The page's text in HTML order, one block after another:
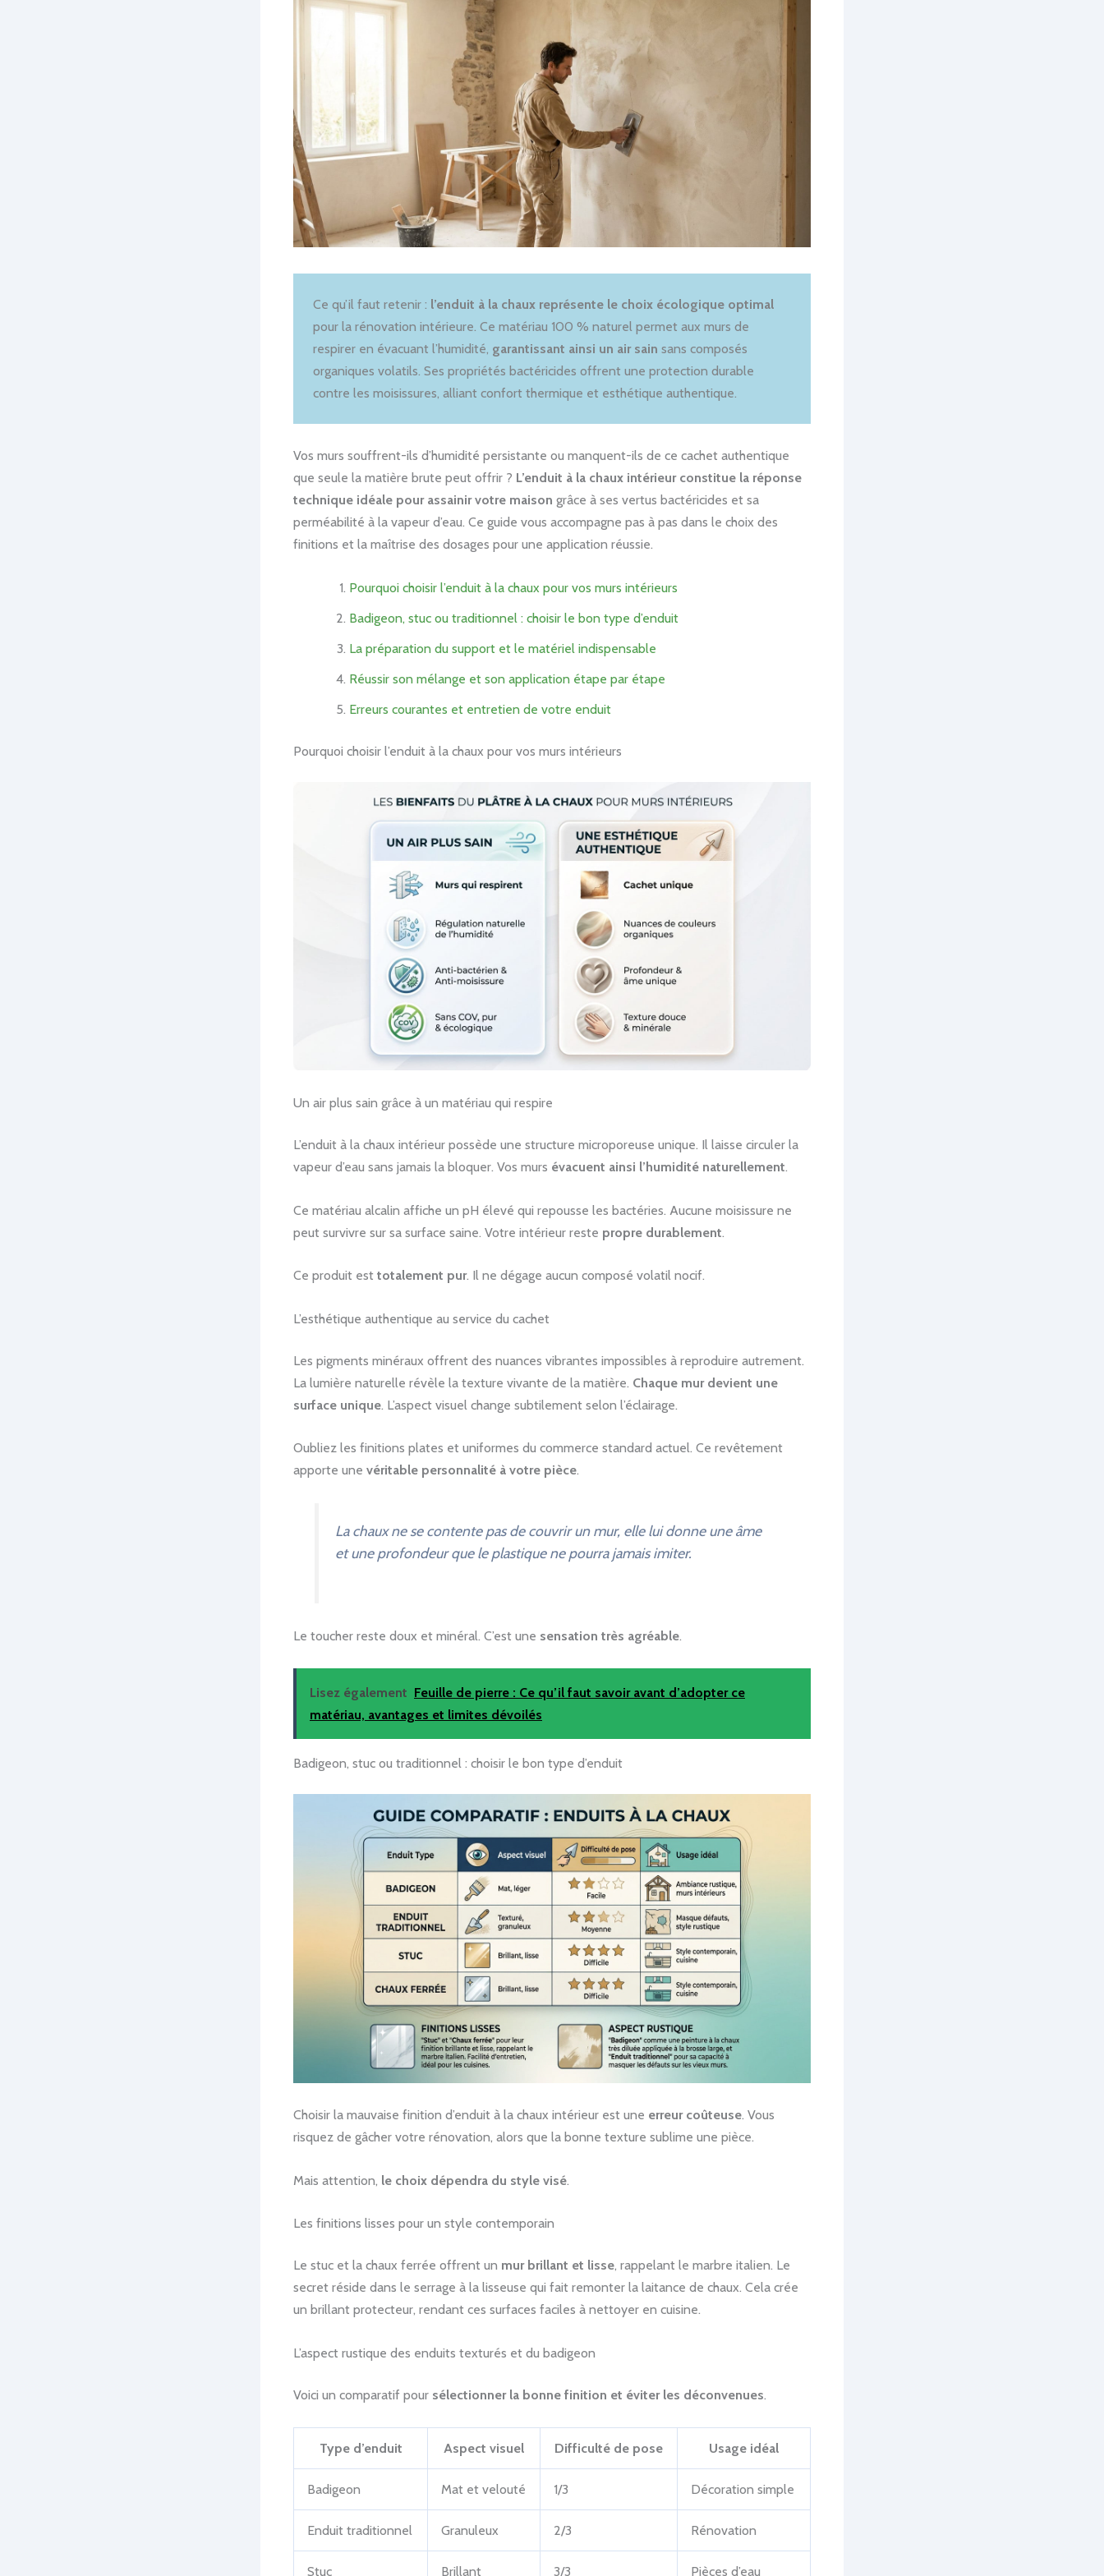
Ce qu’il faut retenir : l’enduit à la chaux représente le choix écologique optimal
pour la rénovation intérieure. Ce matériau 100 % naturel permet aux murs de
respirer en évacuant l’humidité, garantissant ainsi un air sain sans composés
organiques volatils. Ses propriétés bactéricides offrent une protection durable
contre les moisissures, alliant confort thermique et esthétique authentique.
Vos murs souffrent-ils d’humidité persistante ou manquent-ils de ce cachet authentique
que seule la matière brute peut offrir ? L’enduit à la chaux intérieur constitue la réponse
technique idéale pour assainir votre maison grâce à ses vertus bactéricides et sa
perméabilité à la vapeur d’eau. Ce guide vous accompagne pas à pas dans le choix des
finitions et la maîtrise des dosages pour une application réussie.
Pourquoi choisir l’enduit à la chaux pour vos murs intérieurs
Badigeon, stuc ou traditionnel : choisir le bon type d’enduit
La préparation du support et le matériel indispensable
Réussir son mélange et son application étape par étape
Erreurs courantes et entretien de votre enduit
Pourquoi choisir l’enduit à la chaux pour vos murs intérieurs
Un air plus sain grâce à un matériau qui respire
L’enduit à la chaux intérieur possède une structure microporeuse unique. Il laisse circuler la
vapeur d’eau sans jamais la bloquer. Vos murs évacuent ainsi l’humidité naturellement.
Ce matériau alcalin affiche un pH élevé qui repousse les bactéries. Aucune moisissure ne
peut survivre sur sa surface saine. Votre intérieur reste propre durablement.
Ce produit est totalement pur. Il ne dégage aucun composé volatil nocif.
L’esthétique authentique au service du cachet
Les pigments minéraux offrent des nuances vibrantes impossibles à reproduire autrement.
La lumière naturelle révèle la texture vivante de la matière. Chaque mur devient une
surface unique. L’aspect visuel change subtilement selon l’éclairage.
Oubliez les finitions plates et uniformes du commerce standard actuel. Ce revêtement
apporte une véritable personnalité à votre pièce.
La chaux ne se contente pas de couvrir un mur, elle lui donne une âme
et une profondeur que le plastique ne pourra jamais imiter.
Le toucher reste doux et minéral. C’est une sensation très agréable.
Lisez également Feuille de pierre : Ce qu’il faut savoir avant d’adopter ce
matériau, avantages et limites dévoilés
Badigeon, stuc ou traditionnel : choisir le bon type d’enduit
Choisir la mauvaise finition d’enduit à la chaux intérieur est une erreur coûteuse. Vous
risquez de gâcher votre rénovation, alors que la bonne texture sublime une pièce.
Mais attention, le choix dépendra du style visé.
Les finitions lisses pour un style contemporain
Le stuc et la chaux ferrée offrent un mur brillant et lisse, rappelant le marbre italien. Le
secret réside dans le serrage à la lisseuse qui fait remonter la laitance de chaux. Cela crée
un brillant protecteur, rendant ces surfaces faciles à nettoyer en cuisine.
L’aspect rustique des enduits texturés et du badigeon
Voici un comparatif pour sélectionner la bonne finition et éviter les déconvenues.
Type d’enduit Aspect visuel Difficulté de pose Usage idéal
Badigeon Mat et velouté 1/3 Décoration simple
Enduit traditionnel Granuleux 2/3 Rénovation
Stuc Brillant 3/3 Pièces d’eau